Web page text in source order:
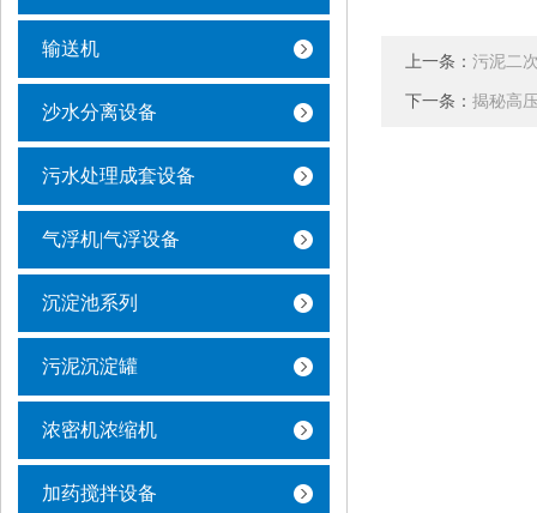
输送机
沙水分离设备
污水处理成套设备
气浮机|气浮设备
沉淀池系列
污泥沉淀罐
浓密机浓缩机
加药搅拌设备
上一条： 污泥二
下一条： 揭秘高